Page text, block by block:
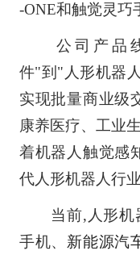
-ONE和触觉灵巧
公司产品
件"到"人形机器
实现批量商业级
康养医疗、工业
着机器人触觉感
代人形机器人行业
当前,人形机
手机、 新能源汽